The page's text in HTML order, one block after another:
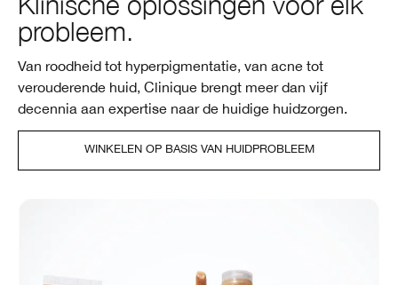
probleem.
Van roodheid tot hyperpigmentatie, van acne tot
verouderende huid, Clinique brengt meer dan vijf
decennia aan expertise naar de huidige huidzorgen.
WINKELEN OP BASIS VAN HUIDPROBLEEM